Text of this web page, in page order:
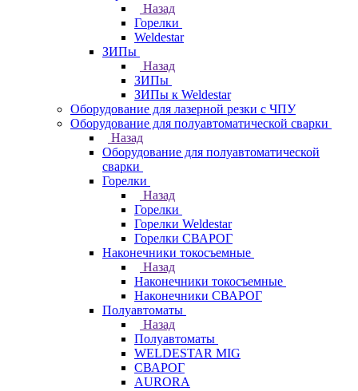
Назад
Горелки
Weldestar
ЗИПы
Назад
ЗИПы
ЗИПы к Weldestar
Оборудование для лазерной резки с ЧПУ
Оборудование для полуавтоматической сварки
Назад
Оборудование для полуавтоматической
сварки
Горелки
Назад
Горелки
Горелки Weldestar
Горелки СВАРОГ
Наконечники токосъемные
Назад
Наконечники токосъемные
Наконечники СВАРОГ
Полуавтоматы
Назад
Полуавтоматы
WELDESTAR MIG
СВАРОГ
AURORA